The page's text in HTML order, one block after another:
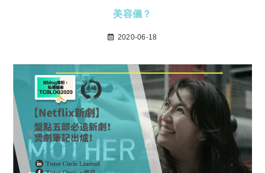
美容儀？
2020-06-18